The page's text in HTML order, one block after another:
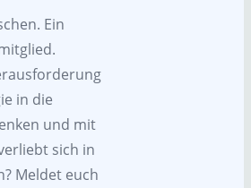
Ein
in die
und mit
sich in
Meldet euch